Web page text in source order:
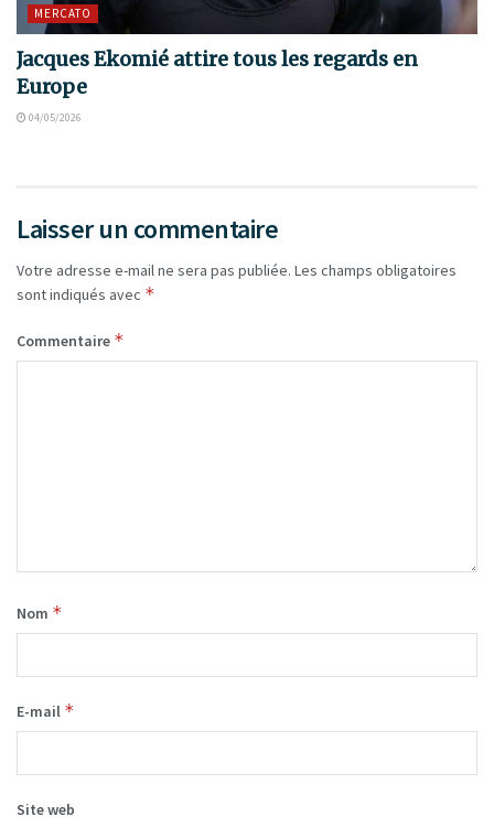
MERCATO
Jacques Ekomié attire tous les regards en
Europe
04/05/2026
Laisser un commentaire
Votre adresse e-mail ne sera pas publiée. Les champs obligatoires
sont indiqués avec *
Commentaire *
Nom *
E-mail *
Site web